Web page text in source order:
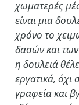
χωματερές
είναι μια
χρόνο το
δασών και
η δουλειά
εργατικά, όχι
γραφεία και